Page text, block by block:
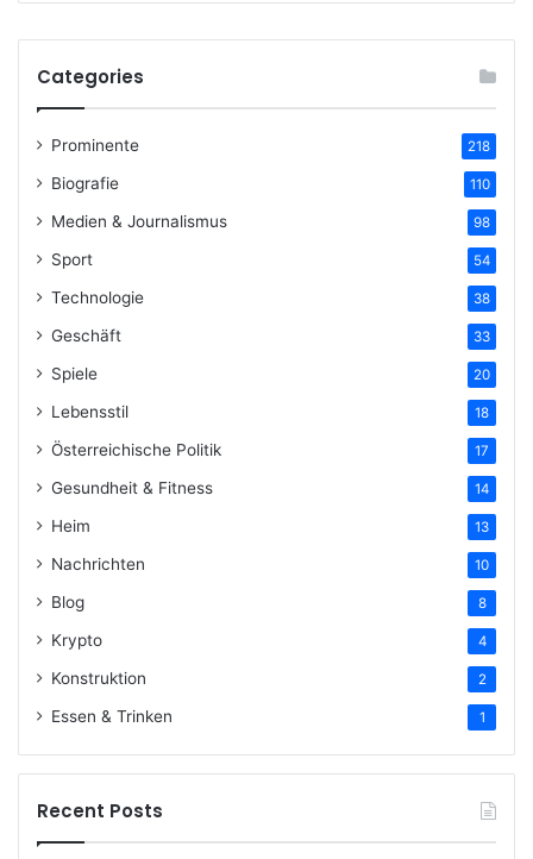
Categories
Prominente 218
Biografie 110
Medien & Journalismus 98
Sport 54
Technologie 38
Geschäft 33
Spiele 20
Lebensstil 18
Österreichische Politik 17
Gesundheit & Fitness 14
Heim 13
Nachrichten 10
Blog 8
Krypto 4
Konstruktion 2
Essen & Trinken 1
Recent Posts